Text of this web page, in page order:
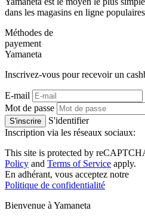
dans les magasins en ligne populaires
Méthodes de
payement
Yamaneta
Inscrivez-vous pour recevoir un
E-mail
Mot de passe
S'inscrire
S'identifier
Inscription via les réseaux sociaux:
This site is protected by
Policy and Terms of Service apply.
En adhérant, vous acceptez notre
Politique de confidentialité
Bienvenue à Yamaneta